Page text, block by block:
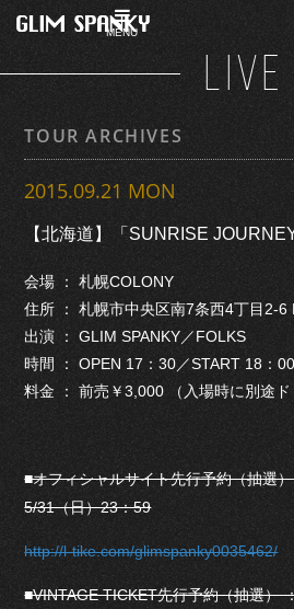
MENU
LIVE
TOUR ARCHIVES
2015.09.21 MON
【北海道】「SUNRISE
会場 ： 札幌COLONY
住所 ： 札幌市中央区南7条西4丁目2-6
出演 ： GLIM SPANKY／FOLKS
時間 ： OPEN 17：30／START 18：00
料金 ： 前売￥3,000 （入場時に別途ド
■オフィシャルサイト先行予約（抽選
5/31（日）23：59
http://l-tike.com/glimspanky0035462/
■VINTAGE TICKET先行予約（抽選）